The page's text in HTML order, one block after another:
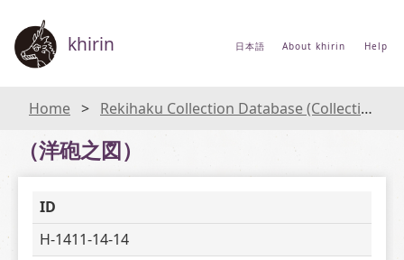
khirin 日本語 About khirin Help
Home Rekihaku Collection Database (Collections Database of the National Museum of Japanese History)
（洋砲之図）
ID
H-1411-14-14